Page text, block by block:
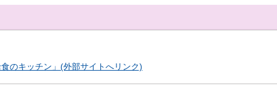
のキッチン」(外部サイトへリンク)